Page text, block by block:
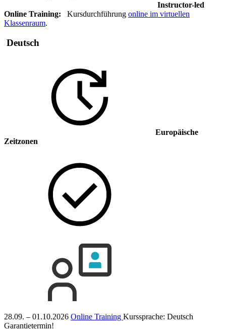
Instructor-led
Online Training: Kursdurchführung online im virtuellen
Klassenraum.
Deutsch
Europäische
Zeitzonen
28.09. – 01.10.2026 Online Training Kurssprache: Deutsch
Garantietermin!